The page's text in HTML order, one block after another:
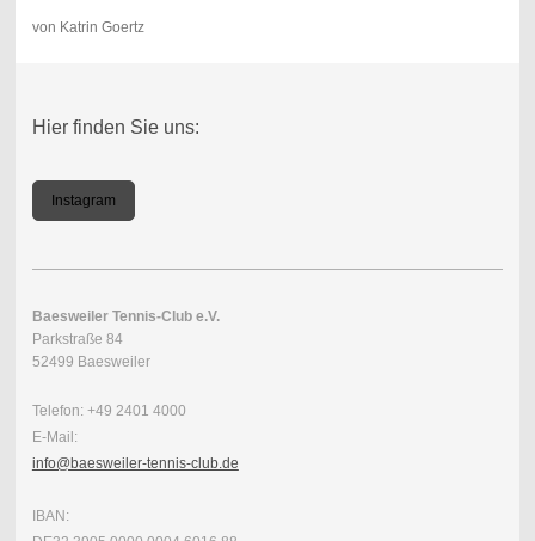
von Katrin Goertz
Hier finden Sie uns:
Instagram
Baesweiler Tennis-Club e.V.
Parkstraße 84
52499 Baesweiler
Telefon: +49 2401 4000
E-Mail:
info@baesweiler-tennis-club.de
IBAN: